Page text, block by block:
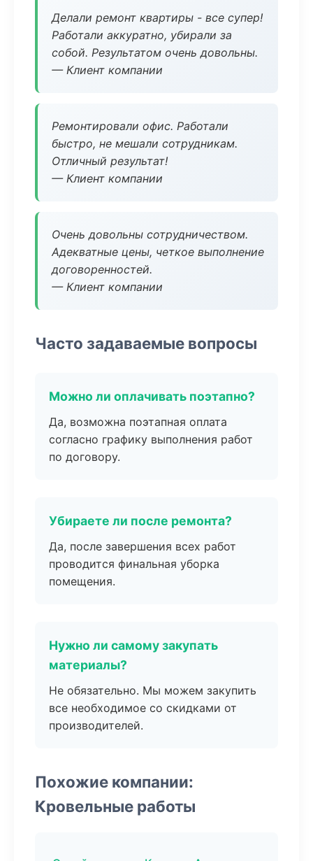
Делали ремонт квартиры - все супер!
Работали аккуратно, убирали за
собой. Результатом очень довольны.
— Клиент компании
Ремонтировали офис. Работали
быстро, не мешали сотрудникам.
Отличный результат!
— Клиент компании
Очень довольны сотрудничеством.
Адекватные цены, четкое выполнение
договоренностей.
— Клиент компании
Часто задаваемые вопросы
Можно ли оплачивать поэтапно?
Да, возможна поэтапная оплата
согласно графику выполнения работ
по договору.
Убираете ли после ремонта?
Да, после завершения всех работ
проводится финальная уборка
помещения.
Нужно ли самому закупать
материалы?
Не обязательно. Мы можем закупить
все необходимое со скидками от
производителей.
Похожие компании:
Кровельные работы